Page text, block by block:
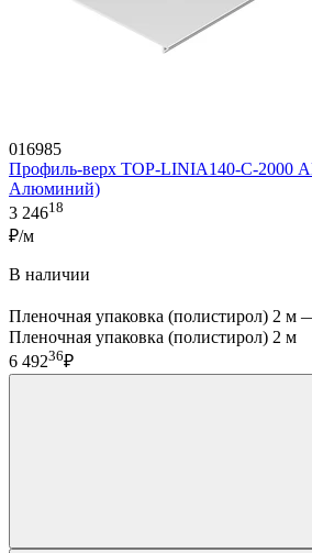
016985
Профиль-верх TOP-LINIA140-С-2000
Алюминий)
3 24618
₽/м
В наличии
Пленочная упаковка (полистирол) 2 м
Пленочная упаковка (полистирол) 2 м
6 49236₽